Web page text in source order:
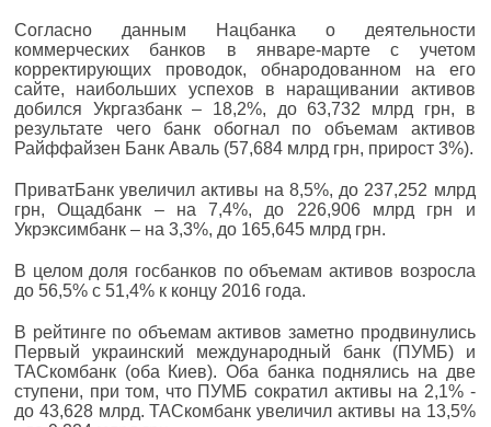
Согласно данным Нацбанка о деятельности
коммерческих банков в январе-марте с учетом
корректирующих проводок, обнародованном на его
сайте, наибольших успехов в наращивании активов
добился Укргазбанк – 18,2%, до 63,732 млрд грн, в
результате чего банк обогнал по объемам активов
Райффайзен Банк Аваль (57,684 млрд грн, прирост 3%).
ПриватБанк увеличил активы на 8,5%, до 237,252 млрд
грн, Ощадбанк – на 7,4%, до 226,906 млрд грн и
Укрэксимбанк – на 3,3%, до 165,645 млрд грн.
В целом доля госбанков по объемам активов возросла
до 56,5% с 51,4% к концу 2016 года.
В рейтинге по объемам активов заметно продвинулись
Первый украинский международный банк (ПУМБ) и
ТАСкомбанк (оба Киев). Оба банка поднялись на две
ступени, при том, что ПУМБ сократил активы на 2,1% -
до 43,628 млрд. ТАСкомбанк увеличил активы на 13,5%